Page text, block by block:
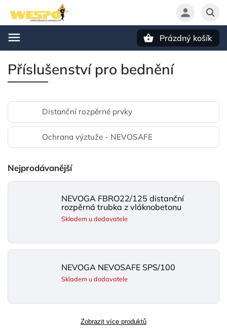
Prázdný košík
Příslušenství pro bednění
Distanční rozpěrné prvky
Ochrana výztuže - NEVOSAFE
Nejprodávanější
NEVOGA FBRO22/125 distanční
rozpěrná trubka z vláknobetonu
Skladem u dodavatele
NEVOGA NEVOSAFE SPS/100
Skladem u dodavatele
Zobrazit více produktů